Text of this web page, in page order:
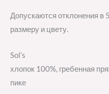
Допускаются отклонения в
размеру и цвету.
Sol’s
хлопок 100%, гребенная
пике